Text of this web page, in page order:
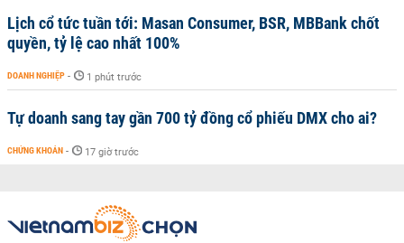
Lịch cổ tức tuần tới: Masan Consumer, BSR, MBBank chốt
quyền, tỷ lệ cao nhất 100%
DOANH NGHIỆP - 1 phút trước
Tự doanh sang tay gần 700 tỷ đồng cổ phiếu DMX cho ai?
CHỨNG KHOÁN - 17 giờ trước